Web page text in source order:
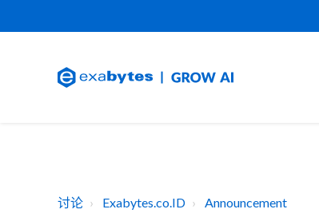
讨论 Exabytes.co.ID Announcement